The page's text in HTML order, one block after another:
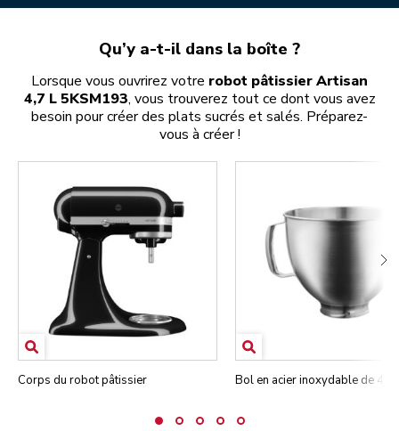
Qu’y a-t-il dans la boîte ?
Lorsque vous ouvrirez votre robot pâtissier Artisan
4,7 L 5KSM193, vous trouverez tout ce dont vous avez
besoin pour créer des plats sucrés et salés. Préparez-
vous à créer !
Corps du robot pâtissier Bol en acier inoxydable de 4,7